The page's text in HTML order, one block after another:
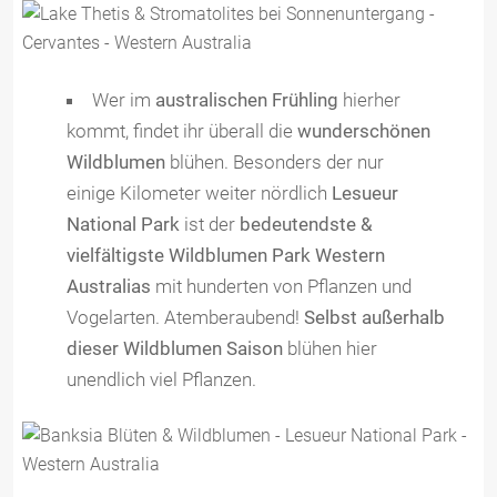
Wer im australischen Frühling hierher
kommt, findet ihr überall die wunderschönen
Wildblumen blühen. Besonders der nur
einige Kilometer weiter nördlich Lesueur
National Park ist der bedeutendste &
vielfältigste Wildblumen Park Western
Australias mit hunderten von Pflanzen und
Vogelarten. Atemberaubend! Selbst außerhalb
dieser Wildblumen Saison blühen hier
unendlich viel Pflanzen.